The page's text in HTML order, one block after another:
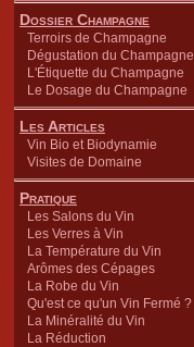
Dossier Champagne
Terroirs de Champagne
Dégustation du Champagne
L'Étiquette du Champagne
Le Dosage du Champagne
Les Articles
Vin Bio et Biodynamie
Visites de Domaine
Pratique
Les Salons du Vin
Les Verres à Vin
La Température du Vin
Arômes des Cépages
La Robe du Vin
Qu'est ce qu'un Vin Fermé ?
La Minéralité du Vin
La Réduction